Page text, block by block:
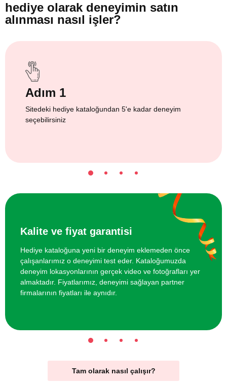
hediye olarak deneyimin satın
alınması nasıl işler?
Adım 1
Sitedeki hediye kataloğundan 5'e kadar deneyim
seçebilirsiniz
Kalite ve fiyat garantisi
Hediye kataloğuna yeni bir deneyim eklemeden önce
çalışanlarımız o deneyimi test eder. Kataloğumuzda
deneyim lokasyonlarının gerçek video ve fotoğrafları yer
almaktadır. Fiyatlarımız, deneyimi sağlayan partner
firmalarının fiyatları ile aynıdır.
Tam olarak nasıl çalışır?